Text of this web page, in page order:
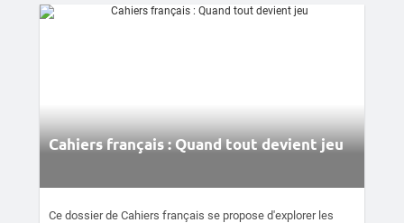
Cahiers français : Quand tout devient jeu
Ce dossier de Cahiers français se propose d'explorer les